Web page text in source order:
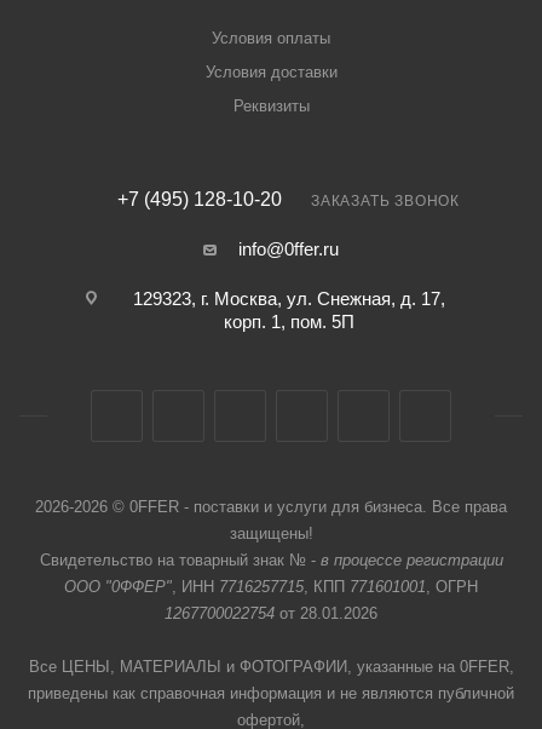
Условия оплаты
Условия доставки
Реквизиты
+7 (495) 128-10-20 ЗАКАЗАТЬ ЗВОНОК
info@0ffer.ru
129323, г. Москва, ул. Снежная, д. 17,
корп. 1, пом. 5П
2026-2026 © 0FFER - поставки и услуги для бизнеса. Все права
защищены!
Свидетельство на товарный знак № - в процессе регистрации
ООО "0ФФЕР", ИНН 7716257715, КПП 771601001, ОГРН
1267700022754 от 28.01.2026
Все ЦЕНЫ, МАТЕРИАЛЫ и ФОТОГРАФИИ, указанные на 0FFER,
приведены как справочная информация и не являются публичной
офертой,